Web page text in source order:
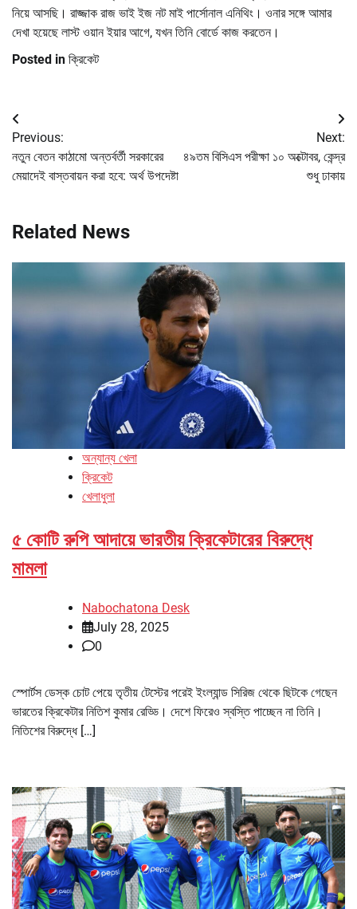
নিয়ে আসছি। রাজ্জাক রাজ ভাই ইজ নট মাই পার্সোনাল এনিথিং। ওনার সঙ্গে আমার
দেখা হয়েছে লাস্ট ওয়ান ইয়ার আগে, যখন তিনি বোর্ডে কাজ করতেন।
Posted in ক্রিকেট
Post
navigation
Previous:
নতুন বেতন কাঠামো অন্তর্বর্তী সরকারের
মেয়াদেই বাস্তবায়ন করা হবে: অর্থ উপদেষ্টা
Next:
৪৯তম বিসিএস পরীক্ষা ১০ অক্টোবর, কেন্দ্র
শুধু ঢাকায়
Related News
অন্যান্য খেলা
ক্রিকেট
খেলাধুলা
৫ কোটি রুপি আদায়ে ভারতীয় ক্রিকেটারের বিরুদ্ধে
মামলা
Nabochatona Desk
July 28, 2025
0
স্পোর্টস ডেস্ক চোট পেয়ে তৃতীয় টেস্টের পরেই ইংল্যান্ড সিরিজ থেকে ছিটকে গেছেন
ভারতের ক্রিকেটার নিতিশ কুমার রেড্ডি। দেশে ফিরেও স্বস্তি পাচ্ছেন না তিনি।
নিতিশের বিরুদ্ধে […]